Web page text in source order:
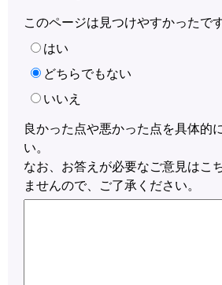
このページは見つけやすかったで
はい
どちらでもない
いいえ
良かった点や悪かった点を具体的
い。
なお、お答えが必要なご意見はこ
ませんので、ご了承ください。